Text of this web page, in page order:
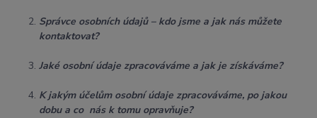
Správce osobních údajů – kdo jsme a jak nás můžete
kontaktovat?
Jaké osobní údaje zpracováváme a jak je získáváme?
K jakým účelům osobní údaje zpracováváme, po jakou
dobu a co nás k tomu opravňuje?